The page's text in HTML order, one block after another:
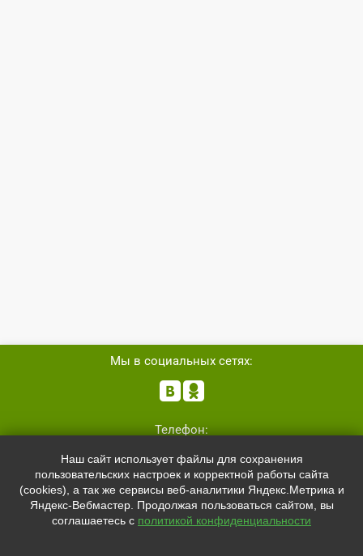
Адрес:
Телефон:
+7 (952)4829892
sale@svetled53.ru
Мы в социальных сетях:
 
Наш сайт использует файлы для сохранения
пользовательских настроек и корректной работы сайта
(cookies), а так же сервисы веб-аналитики Яндекс.Метрика и
Яндекс-Вебмастер. Продолжая пользоваться сайтом, вы
соглашаетесь с политикой конфиденциальности